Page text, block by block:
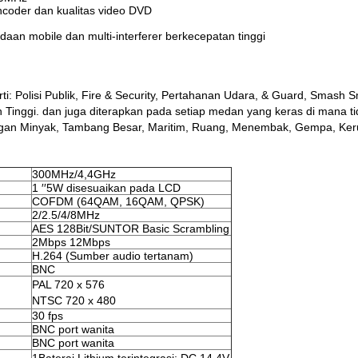
dan kualitas video DVD
mobile dan multi-interferer berkecepatan tinggi
Polisi Publik, Fire & Security, Pertahanan Udara, & Guard, Smash
dan juga diterapkan pada setiap medan yang keras di mana
Minyak, Tambang Besar, Maritim, Ruang, Menembak, Gempa,
300MHz/4,4GHz
1 ′′5W disesuaikan pada LCD
COFDM (64QAM, 16QAM, QPSK)
2/2.5/4/8MHz
AES 128Bit/SUNTOR Basic Scrambling
2Mbps 12Mbps
H.264 (Sumber audio tertanam)
BNC
PAL 720 x 576
NTSC 720 x 480
30 fps
BNC port wanita
BNC port wanita